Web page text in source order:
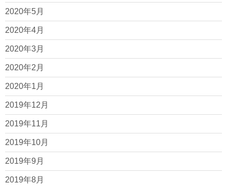
2020年5月
2020年4月
2020年3月
2020年2月
2020年1月
2019年12月
2019年11月
2019年10月
2019年9月
2019年8月